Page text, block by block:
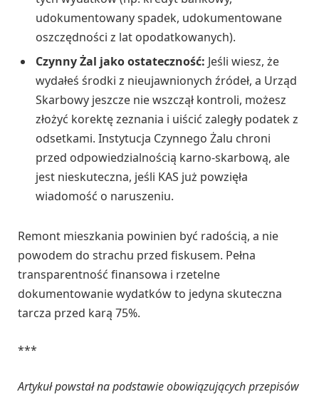
udokumentowany spadek, udokumentowane
oszczędności z lat opodatkowanych).
Czynny Żal jako ostateczność: Jeśli wiesz, że
wydałeś środki z nieujawnionych źródeł, a Urząd
Skarbowy jeszcze nie wszczął kontroli, możesz
złożyć korektę zeznania i uiścić zaległy podatek z
odsetkami. Instytucja Czynnego Żalu chroni
przed odpowiedzialnością karno-skarbową, ale
jest nieskuteczna, jeśli KAS już powzięła
wiadomość o naruszeniu.
Remont mieszkania powinien być radością, a nie
powodem do strachu przed fiskusem. Pełna
transparentność finansowa i rzetelne
dokumentowanie wydatków to jedyna skuteczna
tarcza przed karą 75%.
***
Artykuł powstał na podstawie obowiązujących przepisów